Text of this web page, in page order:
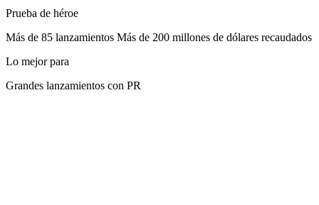
Prueba de héroe
Más de 85 lanzamientos Más de 200 millones de dólares recaudados
Lo mejor para
Grandes lanzamientos con PR